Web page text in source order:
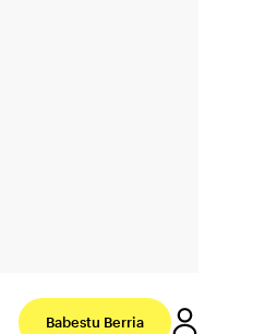
Babestu Berria